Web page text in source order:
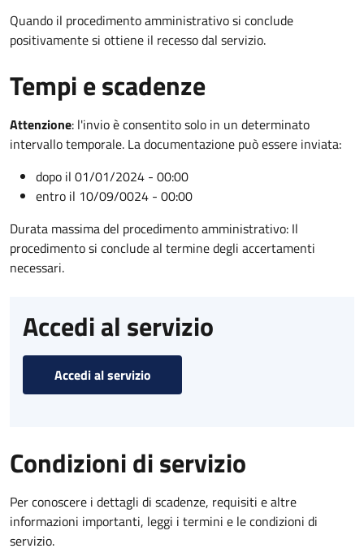
Quando il procedimento amministrativo si conclude
positivamente si ottiene il recesso dal servizio.
Tempi e scadenze
Attenzione: l'invio è consentito solo in un determinato
intervallo temporale. La documentazione può essere inviata:
dopo il 01/01/2024 - 00:00
entro il 10/09/0024 - 00:00
Durata massima del procedimento amministrativo: Il
procedimento si conclude al termine degli accertamenti
necessari.
Accedi al servizio
Accedi al servizio
Condizioni di servizio
Per conoscere i dettagli di scadenze, requisiti e altre
informazioni importanti, leggi i termini e le condizioni di
servizio.